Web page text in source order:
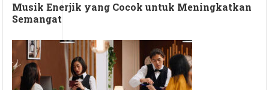
Musik Enerjik yang Cocok untuk Meningkatkan
Semangat